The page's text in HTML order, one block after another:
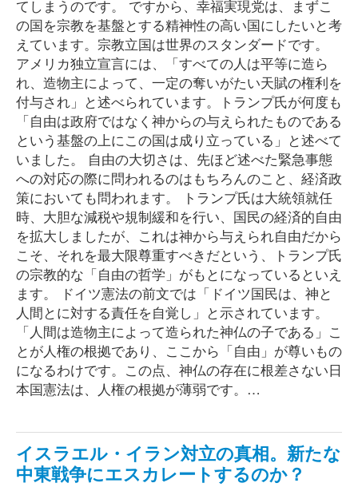
てしまうのです。 ですから、幸福実現党は、まずこ
の国を宗教を基盤とする精神性の高い国にしたいと考
えています。宗教立国は世界のスタンダードです。
アメリカ独立宣言には、「すべての人は平等に造ら
れ、造物主によって、一定の奪いがたい天賦の権利を
付与され」と述べられています。トランプ氏が何度も
「自由は政府ではなく神からの与えられたものである
という基盤の上にこの国は成り立っている」と述べて
いました。 自由の大切さは、先ほど述べた緊急事態
への対応の際に問われるのはもちろんのこと、経済政
策においても問われます。 トランプ氏は大統領就任
時、大胆な減税や規制緩和を行い、国民の経済的自由
を拡大しましたが、これは神から与えられ自由だから
こそ、それを最大限尊重すべきだという、トランプ氏
の宗教的な「自由の哲学」がもとになっているといえ
ます。 ドイツ憲法の前文では「ドイツ国民は、神と
人間とに対する責任を自覚し」と示されています。
「人間は造物主によって造られた神仏の子である」こ
とが人権の根拠であり、ここから「自由」が尊いもの
になるわけです。この点、神仏の存在に根差さない日
本国憲法は、人権の根拠が薄弱です。…
イスラエル・イラン対立の真相。新たな
中東戦争にエスカレートするのか？